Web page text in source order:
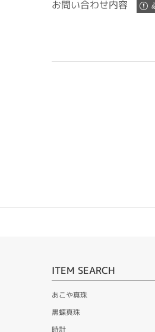
お問い合わせ内容
ITEM SEARCH
あこや真珠
黒蝶真珠
時計